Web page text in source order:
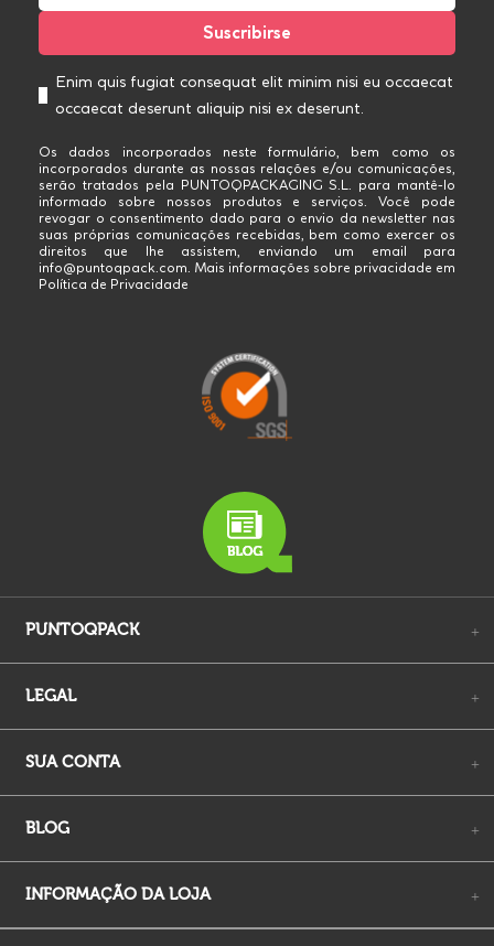
Enim quis fugiat consequat elit minim nisi eu occaecat
occaecat deserunt aliquip nisi ex deserunt.
Os dados incorporados neste formulário, bem como os
incorporados durante as nossas relações e/ou comunicações,
serão tratados pela PUNTOQPACKAGING S.L. para mantê-lo
informado sobre nossos produtos e serviços. Você pode
revogar o consentimento dado para o envio da newsletter nas
suas próprias comunicações recebidas, bem como exercer os
direitos que lhe assistem, enviando um email para
info@puntoqpack.com. Mais informações sobre privacidade em
Política de Privacidade
PUNTOQPACK +
LEGAL +
SUA CONTA +
BLOG +
INFORMAÇÃO DA LOJA +